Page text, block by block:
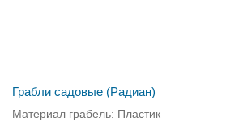
Грабли садовые (Радиан)
Материал грабель: Пластик